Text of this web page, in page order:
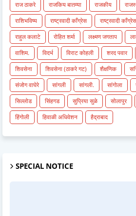
राज ठाकरे
राजकिय बातम्या राजकीय
राशिभविष्य
राष्ट्रवादी काँग्रेस
राष्ट्रवादी
राहुल कलाटे
रोहित शर्मा लक्ष्मण जगताप
वाशिम.
विदर्भ विराट कोहली शरद पवार
शिवसेना
शिवसेना (ठाकरे गट) शैक्षणिक
संजोग वाघेरे
सांगली सांगली. सांगोला
सिल्लोड
सिंहगड सुप्रिया सुळे सोलापुर
हिंगोली
हिवाळी अधिवेशन हैद्राबाद
SPECIAL NOTICE